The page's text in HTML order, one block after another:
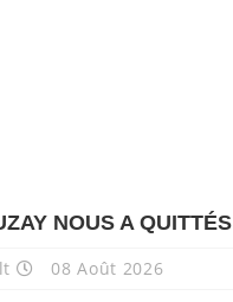
NOUS A QUITTÉS
08 Août 2026